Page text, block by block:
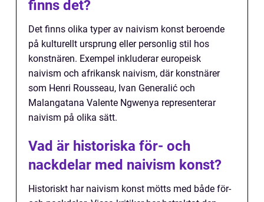
finns det?
Det finns olika typer av naivism konst beroende
på kulturellt ursprung eller personlig stil hos
konstnären. Exempel inkluderar europeisk
naivism och afrikansk naivism, där konstnärer
som Henri Rousseau, Ivan Generalić och
Malangatana Valente Ngwenya representerar
naivism på olika sätt.
Vad är historiska för- och
nackdelar med naivism konst?
Historiskt har naivism konst mötts med både för-